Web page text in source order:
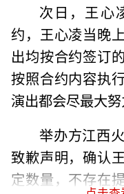
次日，王心
约，王心凌当晚
出均按合约签订
按照合约内容执
演出都会尽最大
举办方江西
致歉声明，确认
定数量，不存在